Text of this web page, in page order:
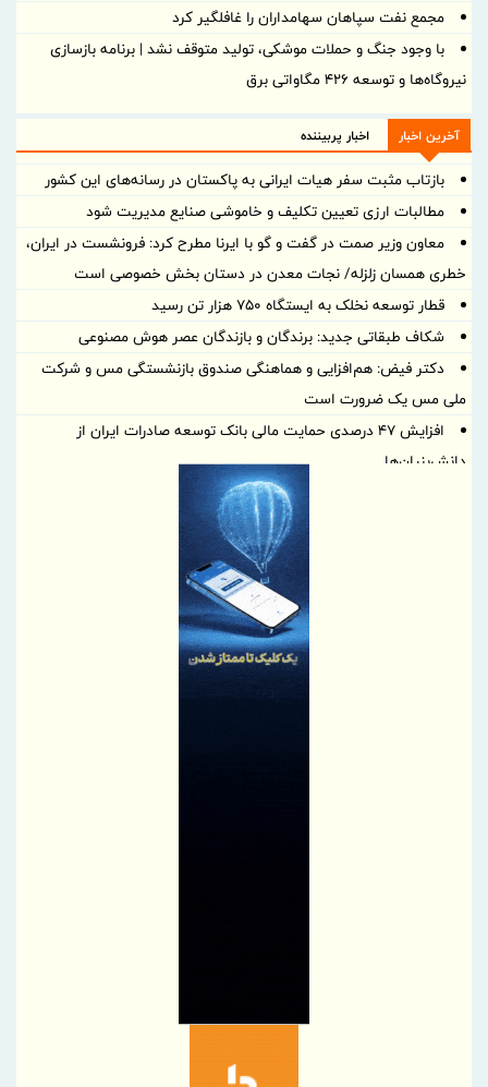
مجمع نفت سپاهان سهامداران را غافلگیر کرد
با وجود جنگ و حملات موشکی، تولید متوقف نشد | برنامه بازسازی
نیروگاه‌ها و توسعه ۴۲۶ مگاواتی برق
آخرین اخبار اخبار پربیننده
بازتاب مثبت سفر هیات ایرانی به پاکستان در رسانه‌های این کشور
مطالبات ارزی تعیین تکلیف و خاموشی صنایع مدیریت شود
معاون وزیر صمت در گفت و گو با ایرنا مطرح کرد: فرونشست در ایران،
خطری همسان زلزله/ نجات معدن در دستان بخش خصوصی است
قطار توسعه نخلک به ایستگاه ۷۵۰ هزار تن رسید
شکاف طبقاتی جدید: برندگان و بازندگان عصر هوش مصنوعی
دکتر فیض: هم‌افزایی و هماهنگی صندوق بازنشستگی مس و شرکت
ملی مس یک ضرورت است
افزایش ۴۷ درصدی حمایت مالی بانک توسعه صادرات ایران از
دانش‌بنیان‌ها
رسانه شریک توسعه، فرهنگ‌سازی و ارتقای اعتماد عمومی است
فراخوان سرمایه‌گذاری برای احداث دروازه‌های جدید و مجتمع‌های